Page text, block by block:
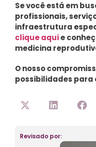
Se você está em
profissionais,
infraestrutura
clique aquie
medicina
O nosso
possibilidades para
Revisado por: